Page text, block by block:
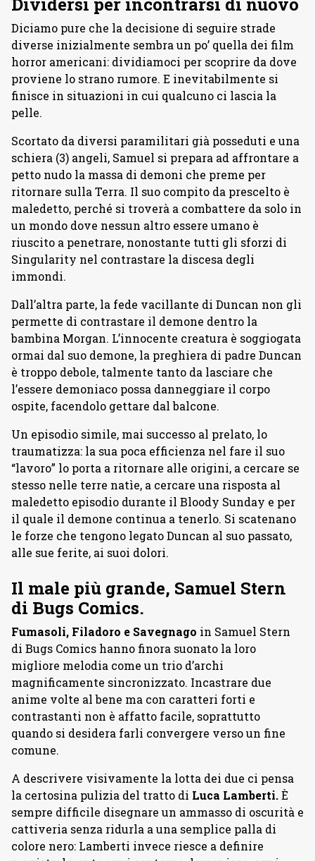
Diciamo pure che la decisione di seguire strade
diverse inizialmente sembra un po’ quella dei film
horror americani: dividiamoci per scoprire da dove
proviene lo strano rumore. E inevitabilmente si
finisce in situazioni in cui qualcuno ci lascia la
pelle.
Scortato da diversi paramilitari già posseduti e una
schiera (3) angeli, Samuel si prepara ad affrontare a
petto nudo la massa di demoni che preme per
ritornare sulla Terra. Il suo compito da prescelto è
maledetto, perché si troverà a combattere da solo in
un mondo dove nessun altro essere umano è
riuscito a penetrare, nonostante tutti gli sforzi di
Singularity nel contrastare la discesa degli
immondi.
Dall’altra parte, la fede vacillante di Duncan non gli
permette di contrastare il demone dentro la
bambina Morgan. L’innocente creatura è soggiogata
ormai dal suo demone, la preghiera di padre Duncan
è troppo debole, talmente tanto da lasciare che
l’essere demoniaco possa danneggiare il corpo
ospite, facendolo gettare dal balcone.
Un episodio simile, mai successo al prelato, lo
traumatizza: la sua poca efficienza nel fare il suo
“lavoro” lo porta a ritornare alle origini, a cercare se
stesso nelle terre natìe, a cercare una risposta al
maledetto episodio durante il Bloody Sunday e per
il quale il demone continua a tenerlo. Si scatenano
le forze che tengono legato Duncan al suo passato,
alle sue ferite, ai suoi dolori.
Il male più grande, Samuel Stern
di Bugs Comics.
Fumasoli, Filadoro e Savegnago in Samuel Stern
di Bugs Comics hanno finora suonato la loro
migliore melodia come un trio d’archi
magnificamente sincronizzato. Incastrare due
anime volte al bene ma con caratteri forti e
contrastanti non è affatto facile, soprattutto
quando si desidera farli convergere verso un fine
comune.
A descrivere visivamente la lotta dei due ci pensa
la certosina pulizia del tratto di Luca Lamberti.È
sempre difficile disegnare un ammasso di oscurità e
cattiveria senza ridurla a una semplice palla di
colore nero: Lamberti invece riesce a definire